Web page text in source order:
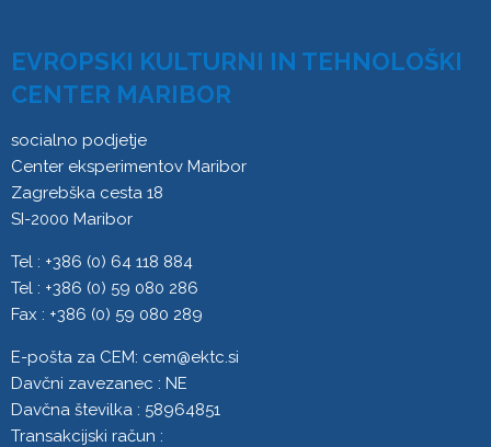
EVROPSKI KULTURNI IN TEHNOLOŠKI
CENTER MARIBOR
socialno podjetje
Center eksperimentov Maribor
Zagrebška cesta 18
SI-2000 Maribor
Tel : +386 (0) 64 118 884
Tel : +386 (0) 59 080 286
Fax : +386 (0) 59 080 289
E-pošta za CEM: cem@ektc.si
Davčni zavezanec : NE
Davčna številka : 58964851
Transakcijski račun :